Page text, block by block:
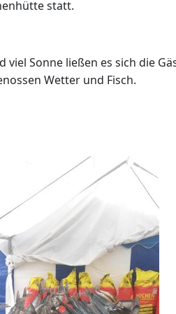
statt.
Sonne ließen es sich die
Wetter und Fisch.